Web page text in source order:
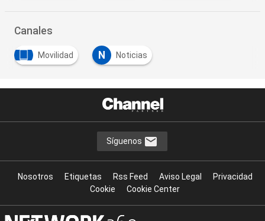
Canales
Movilidad N Noticias
Síguenos
Nosotros Etiquetas Rss Feed Aviso Legal
Privacidad
Cookie
Cookie Center